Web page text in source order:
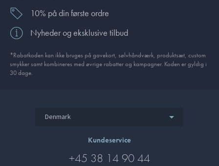
10% på din første ordre
Nyheder og eksklusive tilbud
*Rabatkoden kan ikke bruges på gavekort, sølvhåndværk, produktsæt, custom
smykker samt kombineres med øvrige rabatter og kampagner. Koden er gyldig i
30 dage.
Denmark
Kundeservice
+45 38 14 90 44